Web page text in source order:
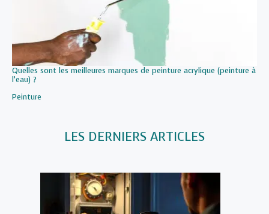
Quelles sont les meilleures marques de peinture acrylique (peinture à
l’eau) ?
Par rapport à
Peinture
LES DERNIERS ARTICLES